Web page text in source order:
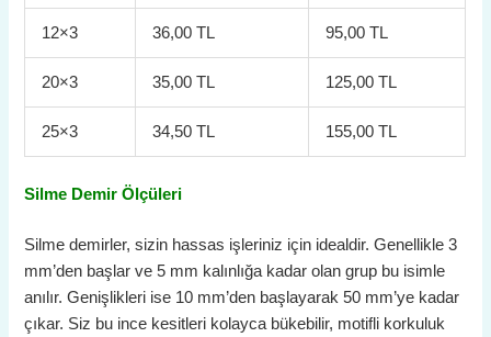
12×3 36,00 TL 95,00 TL
20×3 35,00 TL 125,00 TL
25×3 34,50 TL 155,00 TL
Silme Demir Ölçüleri
Silme demirler, sizin hassas işleriniz için idealdir. Genellikle 3
mm’den başlar ve 5 mm kalınlığa kadar olan grup bu isimle
anılır. Genişlikleri ise 10 mm’den başlayarak 50 mm’ye kadar
çıkar. Siz bu ince kesitleri kolayca bükebilir, motifli korkuluk